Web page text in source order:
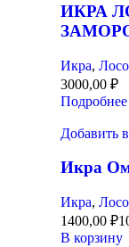
ИКРА
Икра,
3000,00 ₽
Подробнее
Добавить
Икра
Икра,
1400,00 ₽
В корзину